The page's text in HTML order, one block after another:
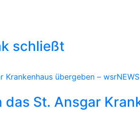
schließt
das St. Ansgar